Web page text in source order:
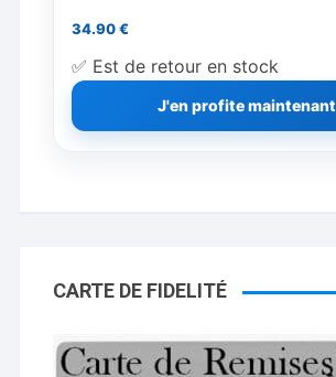
34.90€
✅ Est de retour en stock
J'en profite maintenant
CARTE DE FIDELITÉ